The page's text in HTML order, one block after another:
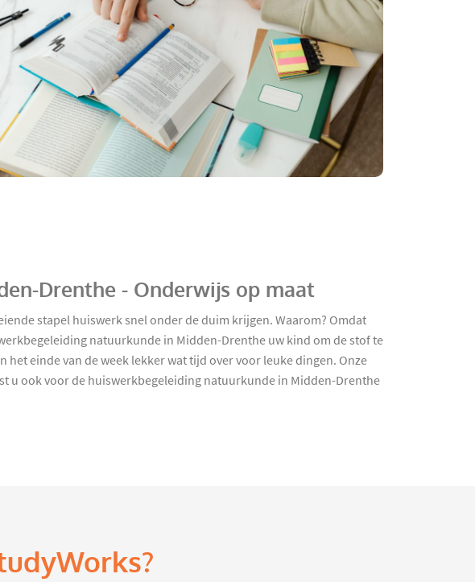
Drenthe - Onderwijs op maat
stapel huiswerk snel onder de duim krijgen. Waarom? Omdat
natuurkunde in Midden-Drenthe uw kind om de stof te
einde van de week lekker wat tijd over voor leuke dingen. Onze
u ook voor de huiswerkbegeleiding natuurkunde in Midden-Drenthe